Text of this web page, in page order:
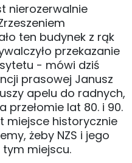
nierozerwalnie
ten budynek z rąk
przekazanie
- mówi dziś
prasowej Janusz
apelu do radnych,
przełomie lat 80. i 90.
miejsce historycznie
żeby NZS i jego
tym miejscu.